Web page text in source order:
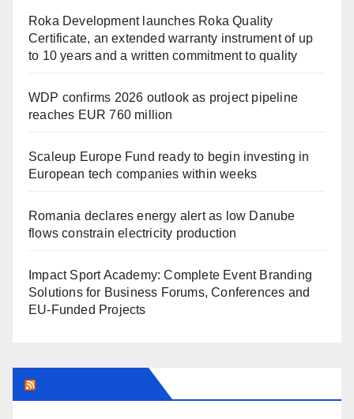
Roka Development launches Roka Quality
Certificate, an extended warranty instrument of up
to 10 years and a written commitment to quality
WDP confirms 2026 outlook as project pipeline
reaches EUR 760 million
Scaleup Europe Fund ready to begin investing in
European tech companies within weeks
Romania declares energy alert as low Danube
flows constrain electricity production
Impact Sport Academy: Complete Event Branding
Solutions for Business Forums, Conferences and
EU-Funded Projects